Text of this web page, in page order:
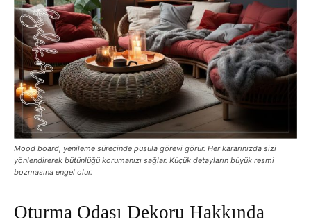
Mood board, yenileme sürecinde pusula görevi görür. Her kararınızda sizi
yönlendirerek bütünlüğü korumanızı sağlar. Küçük detayların büyük resmi
bozmasına engel olur.
Oturma Odası Dekoru Hakkında